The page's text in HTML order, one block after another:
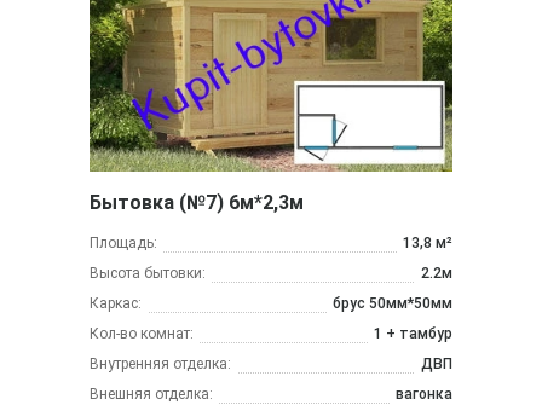
Бытовка (№7) 6м*2,3м
Площадь:
13,8 м²
Высота бытовки:
2.2м
Каркас:
брус 50мм*50мм
Кол-во комнат:
1 + тамбур
Внутренняя отделка:
ДВП
Внешняя отделка:
вагонка